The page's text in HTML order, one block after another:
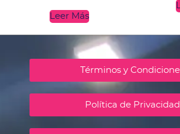
Leer Más
Términos y
Política de Privacidad